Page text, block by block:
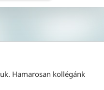
Hamarosan kollégánk